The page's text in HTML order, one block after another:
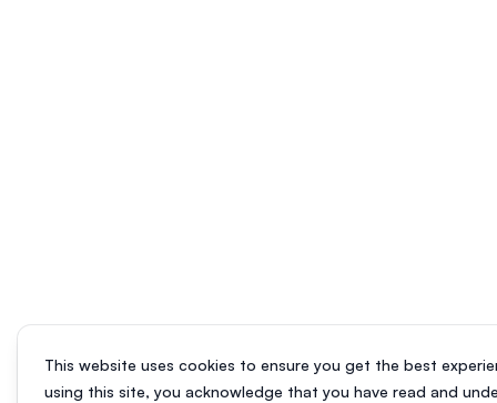
This website uses cookies to ensure you get the best
using this site, you acknowledge that you have read and